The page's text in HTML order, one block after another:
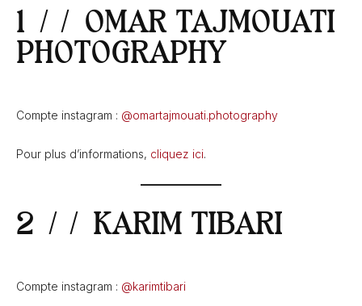
1 // OMAR TAJMOUATI
PHOTOGRAPHY
Compte instagram : @omartajmouati.photography
Pour plus d’informations, cliquez ici.
2 // KARIM TIBARI
Compte instagram : @karimtibari